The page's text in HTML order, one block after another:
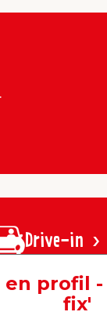
Drive-in
en profil
fix'